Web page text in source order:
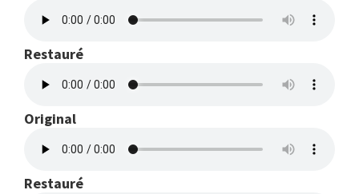
Restauré
Original
Restauré